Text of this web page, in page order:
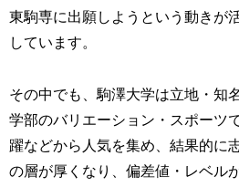
東駒専に出願しようという動きが
しています。
その中でも、駒澤大学は立地・知
学部のバリエーション・スポーツ
躍などから人気を集め、結果的に
の層が厚くなり、偏差値・レベル